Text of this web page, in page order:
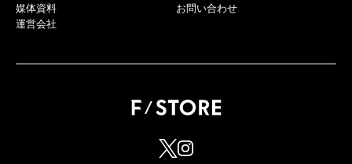
媒体資料
運営会社
お問い合わせ